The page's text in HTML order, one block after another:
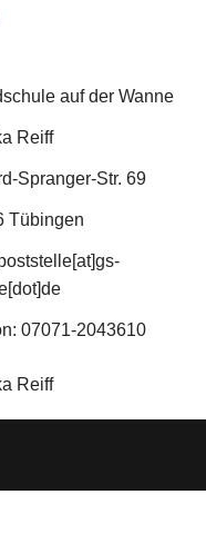
auf der Wanne
Reiff
Spranger-Str. 69
Tübingen
07071-2043610
Reiff